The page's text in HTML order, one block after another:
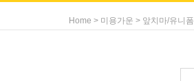
Home > 미용가운 > 앞치마/유니폼